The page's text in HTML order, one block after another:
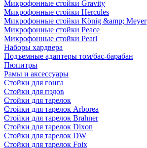
Микрофонные стойки Gravity
Микрофонные стойки Hercules
Микрофонные стойки König &amp; Meyer
Микрофонные стойки Peace
Микрофонные стойки Pearl
Наборы хардвера
Подъемные адаптеры том/бас-барабан
Пюпитры
Рамы и аксессуары
Стойки для гонга
Стойки для пэдов
Стойки для тарелок
Стойки для тарелок Arborea
Стойки для тарелок Brahner
Стойки для тарелок Dixon
Стойки для тарелок DW
Стойки для тарелок Foix